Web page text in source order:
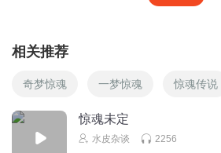
相关推荐
奇梦惊魂 一梦惊魂 惊魂传说
惊魂未定
水皮杂谈 2256